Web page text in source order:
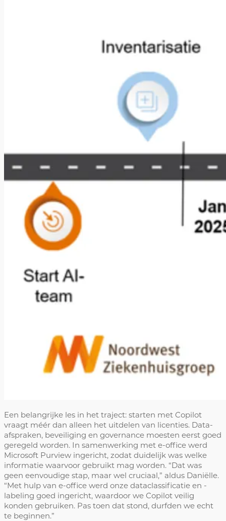
Een belangrijke les in het traject: starten met Copilot
vraagt méér dan alleen het uitdelen van licenties. Data-
afspraken, beveiliging en governance moesten eerst goed
geregeld worden. In samenwerking met e-office werd
Microsoft Purview ingericht, zodat duidelijk was welke
informatie waarvoor gebruikt mag worden. “Dat was
geen eenvoudige stap, maar wel cruciaal,” aldus Daniëlle.
“Met hulp van e-office werd onze dataclassificatie en -
labeling goed ingericht, waardoor we Copilot veilig
konden gebruiken. Pas toen dat stond, durfden we echt
te beginnen.”